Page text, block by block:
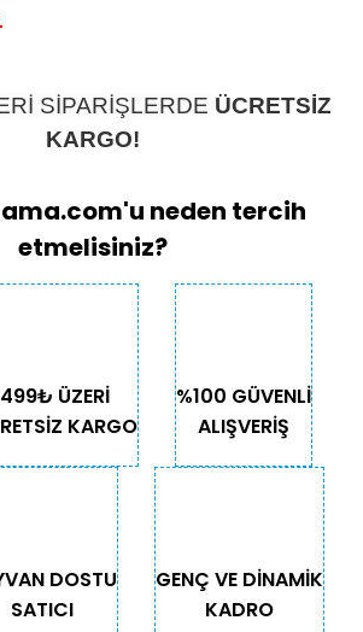
SİPARİŞLERDE ÜCRETSİZ
KARGO!
neden tercih
etmelisiniz?
499₺ ÜZERİ
KARGO
%100 GÜVENLİ
ALIŞVERİŞ
DOSTU
SATICI
GENÇ VE DİNAMİK
KADRO